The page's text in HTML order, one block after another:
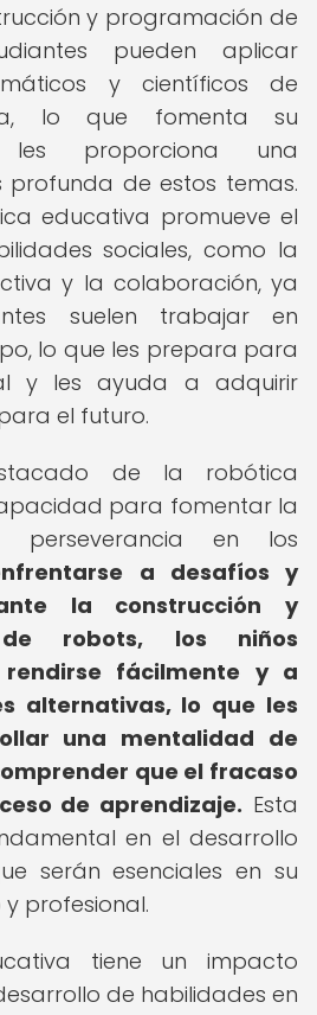
y programación de
pueden aplicar
y científicos de
lo que fomenta su
proporciona una
profunda de estos temas.
educativa promueve el
sociales, como la
y la colaboración, ya
suelen trabajar en
lo que les prepara para
y les ayuda a adquirir
el futuro.
de la robótica
para fomentar la
perseverancia en los
a desafíos y
la construcción y
de robots, los niños
fácilmente y a
alternativas, lo que les
una mentalidad de
que el fracaso
de aprendizaje. Esta
en el desarrollo
serán esenciales en su
profesional.
tiene un impacto
de habilidades en